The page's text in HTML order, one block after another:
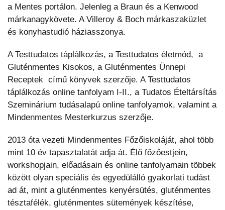
a Mentes portálon. Jelenleg a Braun és a Kenwood
márkanagykövete. A Villeroy & Boch márkaszaküzlet
és konyhastudió háziasszonya.
A Testtudatos táplálkozás, a Testtudatos életmód, a
Gluténmentes Kisokos, a Gluténmentes Ünnepi
Receptek című könyvek szerzője. A Testtudatos
táplálkozás online tanfolyam I-II., a Tudatos Ételtársítás
Szeminárium tudásalapú online tanfolyamok, valamint a
Mindenmentes Mesterkurzus szerzője.
2013 óta vezeti Mindenmentes Főzőiskoláját, ahol több
mint 10 év tapasztalatát adja át. Élő főzőestjein,
workshopjain, előadásain és online tanfolyamain többek
között olyan speciális és egyedülálló gyakorlati tudást
ad át, mint a gluténmentes kenyérsütés, gluténmentes
tésztafélék, gluténmentes sütemények készítése,